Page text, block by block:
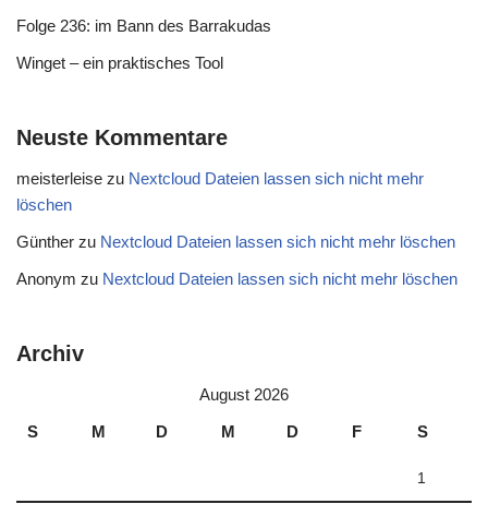
Folge 236: im Bann des Barrakudas
Winget – ein praktisches Tool
Neuste Kommentare
meisterleise zu Nextcloud Dateien lassen sich nicht mehr
löschen
Günther zu Nextcloud Dateien lassen sich nicht mehr löschen
Anonym zu Nextcloud Dateien lassen sich nicht mehr löschen
Archiv
August 2026
S
M D M D F S
1